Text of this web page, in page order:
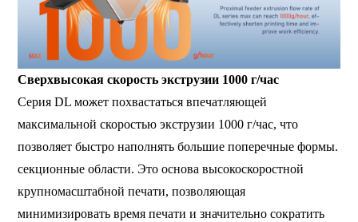
Сверхвысокая скорость экструзии 1000 г/час
Серия DL может похвастаться впечатляющей
максимальной скоростью экструзии 1000 г/час, что
позволяет быстро наполнять большие поперечные формы.
секционные области. Это основа высокоскоростной
крупномасштабной печати, позволяющая
минимизировать время печати и значительно сократить